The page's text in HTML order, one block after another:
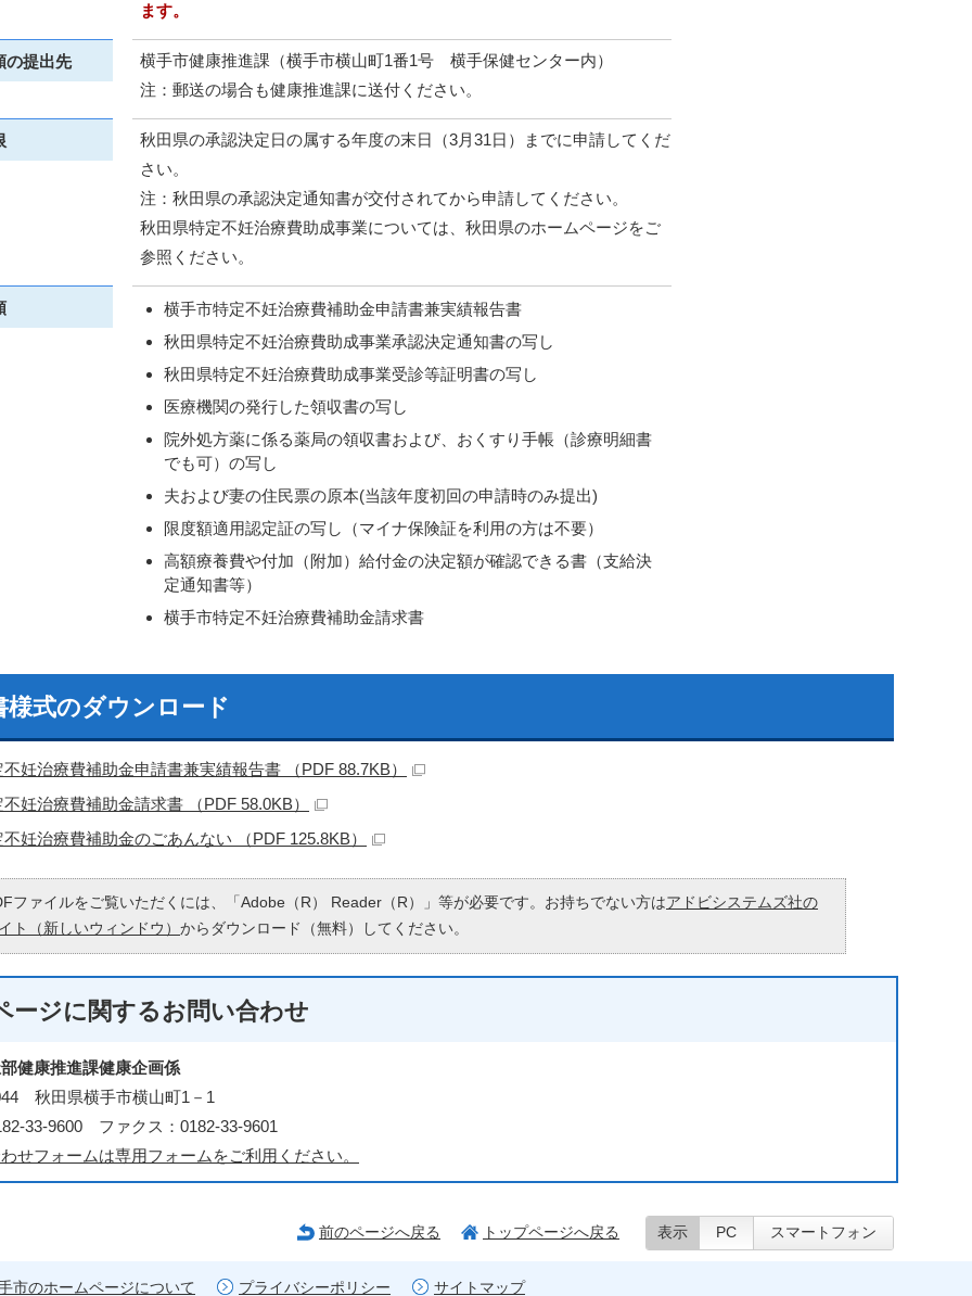
ます。
の提出先
横手市健康推進課（横手市横山町1番1号 横手保健センター内）
注：郵送の場合も健康推進課に送付ください。
秋田県の承認決定日の属する年度の末日（3月31日）までに申請してくだ
さい。
注：秋田県の承認決定通知書が交付されてから申請してください。
秋田県特定不妊治療費助成事業については、秋田県のホームページをご
参照ください。
横手市特定不妊治療費補助金申請書兼実績報告書
秋田県特定不妊治療費助成事業承認決定通知書の写し
秋田県特定不妊治療費助成事業受診等証明書の写し
医療機関の発行した領収書の写し
院外処方薬に係る薬局の領収書および、おくすり手帳（診療明細書
でも可）の写し
夫および妻の住民票の原本(当該年度初回の申請時のみ提出)
限度額適用認定証の写し（マイナ保険証を利用の方は不要）
高額療養費や付加（附加）給付金の決定額が確認できる書（支給決
定通知書等）
横手市特定不妊治療費補助金請求書
様式のダウンロード
不妊治療費補助金申請書兼実績報告書 （PDF 88.7KB）
妊治療費補助金請求書 （PDF 58.0KB）
不妊治療費補助金のごあんない （PDF 125.8KB）
ファイルをご覧いただくには、「Adobe（R） Reader（R）」等が必要です。お持ちでない方はアドビシステムズ社の
ト（新しいウィンドウ） からダウンロード（無料）してください。
ージに関するお問い合わせ
健康推進課健康企画係
秋田県横手市横山町1－1
33-9600 ファクス：0182-33-9601
せフォームは専用フォームをご利用ください。
前のページへ戻る トップページへ戻る 表示 PC スマートフォン
市のホームページについて プライバシーポリシー サイトマップ